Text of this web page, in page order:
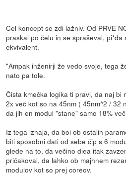
Cel koncept se zdi lažniv. Od PRVE
praskal po čelu in se spraševal,
ekvivalent.
"Ampak inženirji že vedo svoje, tega
nato pa tole.
Čista kmečka logika ti pravi, da naj bi
2x več kot so na 45nm ( 45nm^2 / 32
da jih en modul "stane" samo 18%
Iz tega izhaja, da boi ob ostalih
biti sposobni dati od sebe čip s 6
glede na to, da večino diea itak
pričakoval, da lahko ob majhnem
modulov kot so prej coreov.